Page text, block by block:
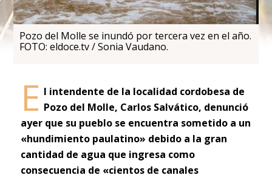
Pozo del Molle se inundó por tercera vez en el año.
FOTO: eldoce.tv / Sonia Vaudano.
E l intendente de la localidad cordobesa de
Pozo del Molle, Carlos Salvático, denunció
ayer que su pueblo se encuentra sometido a un
«hundimiento paulatino» debido a la gran
cantidad de agua que ingresa como
consecuencia de «cientos de canales